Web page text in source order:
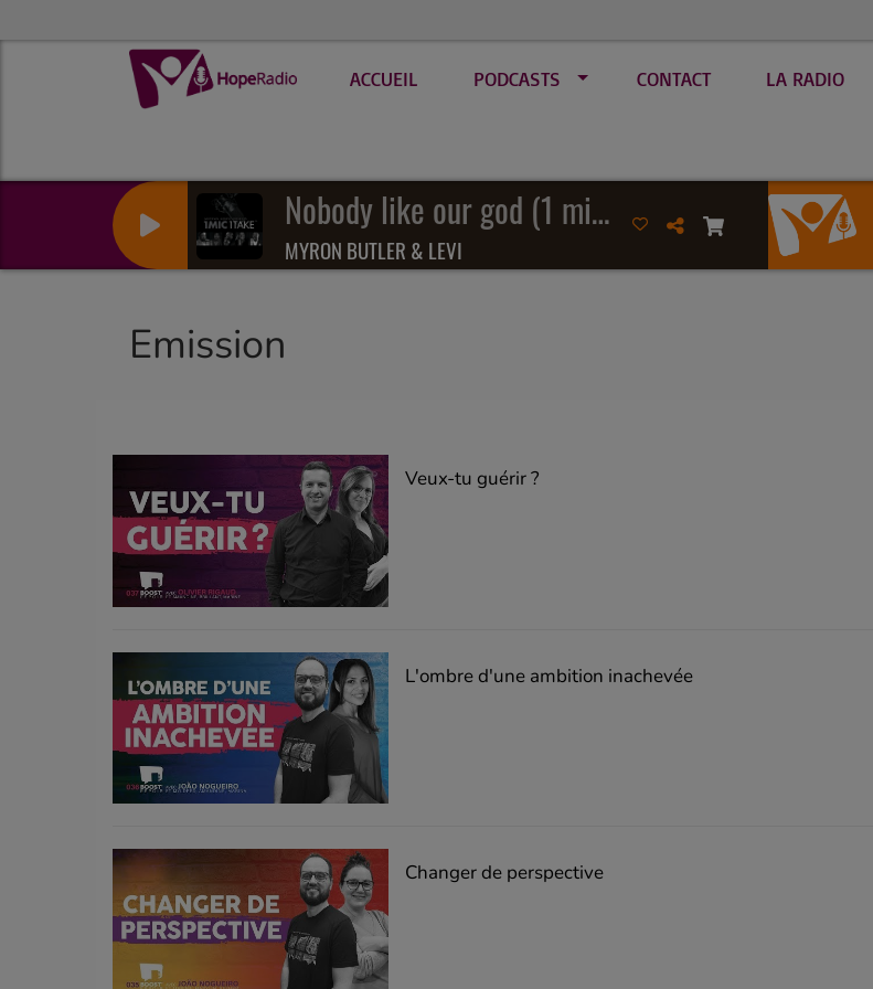
ACCUEIL PODCASTS CONTACT LA RADIO
Nobody like our god (1 mic 1 take)
MYRON BUTLER & LEVI
Emission
Veux-tu guérir ?
L'ombre d'une ambition inachevée
Changer de perspective